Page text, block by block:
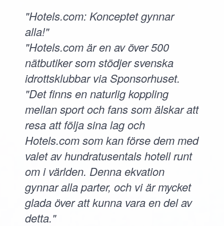
"Hotels.com: Konceptet gynnar
alla!"
"Hotels.com är en av över 500
nätbutiker som stödjer svenska
idrottsklubbar via Sponsorhuset.
"Det finns en naturlig koppling
mellan sport och fans som älskar att
resa att följa sina lag och
Hotels.com som kan förse dem med
valet av hundratusentals hotell runt
om i världen. Denna ekvation
gynnar alla parter, och vi är mycket
glada över att kunna vara en del av
detta."